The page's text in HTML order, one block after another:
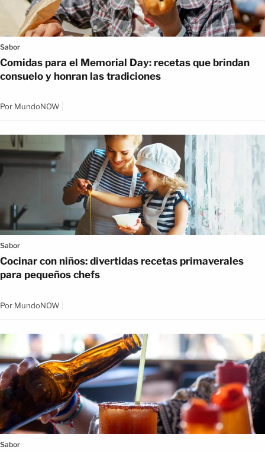
Sabor
Comidas para el Memorial Day: recetas que brindan
consuelo y honran las tradiciones
Por MundoNOW
Sabor
Cocinar con niños: divertidas recetas primaverales
para pequeños chefs
Por MundoNOW
Sabor